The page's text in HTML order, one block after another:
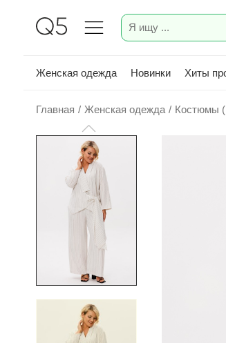
Женская одежда Новинки Хиты
Главная / Женская одежда / Костюмы